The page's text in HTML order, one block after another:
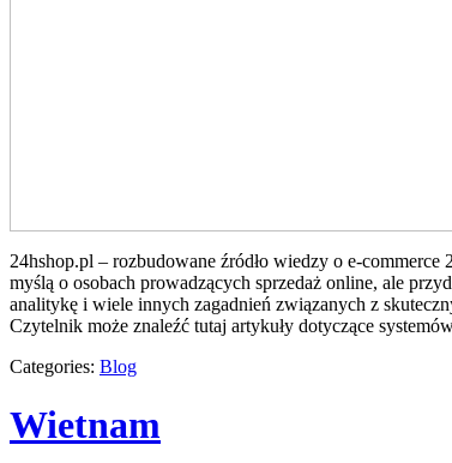
24hshop.pl – rozbudowane źródło wiedzy o e-
myślą o osobach prowadzących sprzedaż online, ale
analitykę i wiele innych zagadnień związanych z
Czytelnik może znaleźć tutaj artykuły dotyczące
Categories: Blog
Wietnam